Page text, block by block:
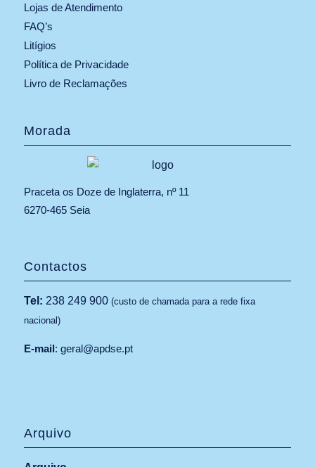
Lojas de Atendimento
FAQ’s
Litígios
Política de Privacidade
Livro de Reclamações
Morada
Praceta os Doze de Inglaterra, nº 11
6270-465 Seia
Contactos
Tel: 238 249 900(custo de chamada para a rede fixa
nacional)
E-mail: geral@apdse.pt
Arquivo